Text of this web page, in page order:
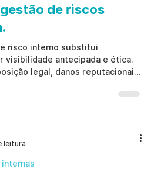
de riscos
risco interno substitui
visibilidade antecipada e ética.
legal, danos reputacionais
leitura
internas